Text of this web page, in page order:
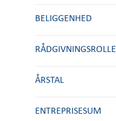
BELIGGENHED
RÅDGIVNINGS­ROLLE
ÅRSTAL
ENTREPRISESUM